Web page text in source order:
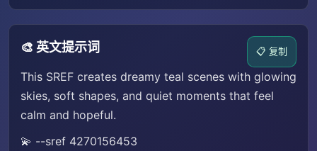
🎨 英文提示词 📋 复制
This SREF creates dreamy teal scenes with glowing
skies, soft shapes, and quiet moments that feel
calm and hopeful.
💫 --sref 4270156453